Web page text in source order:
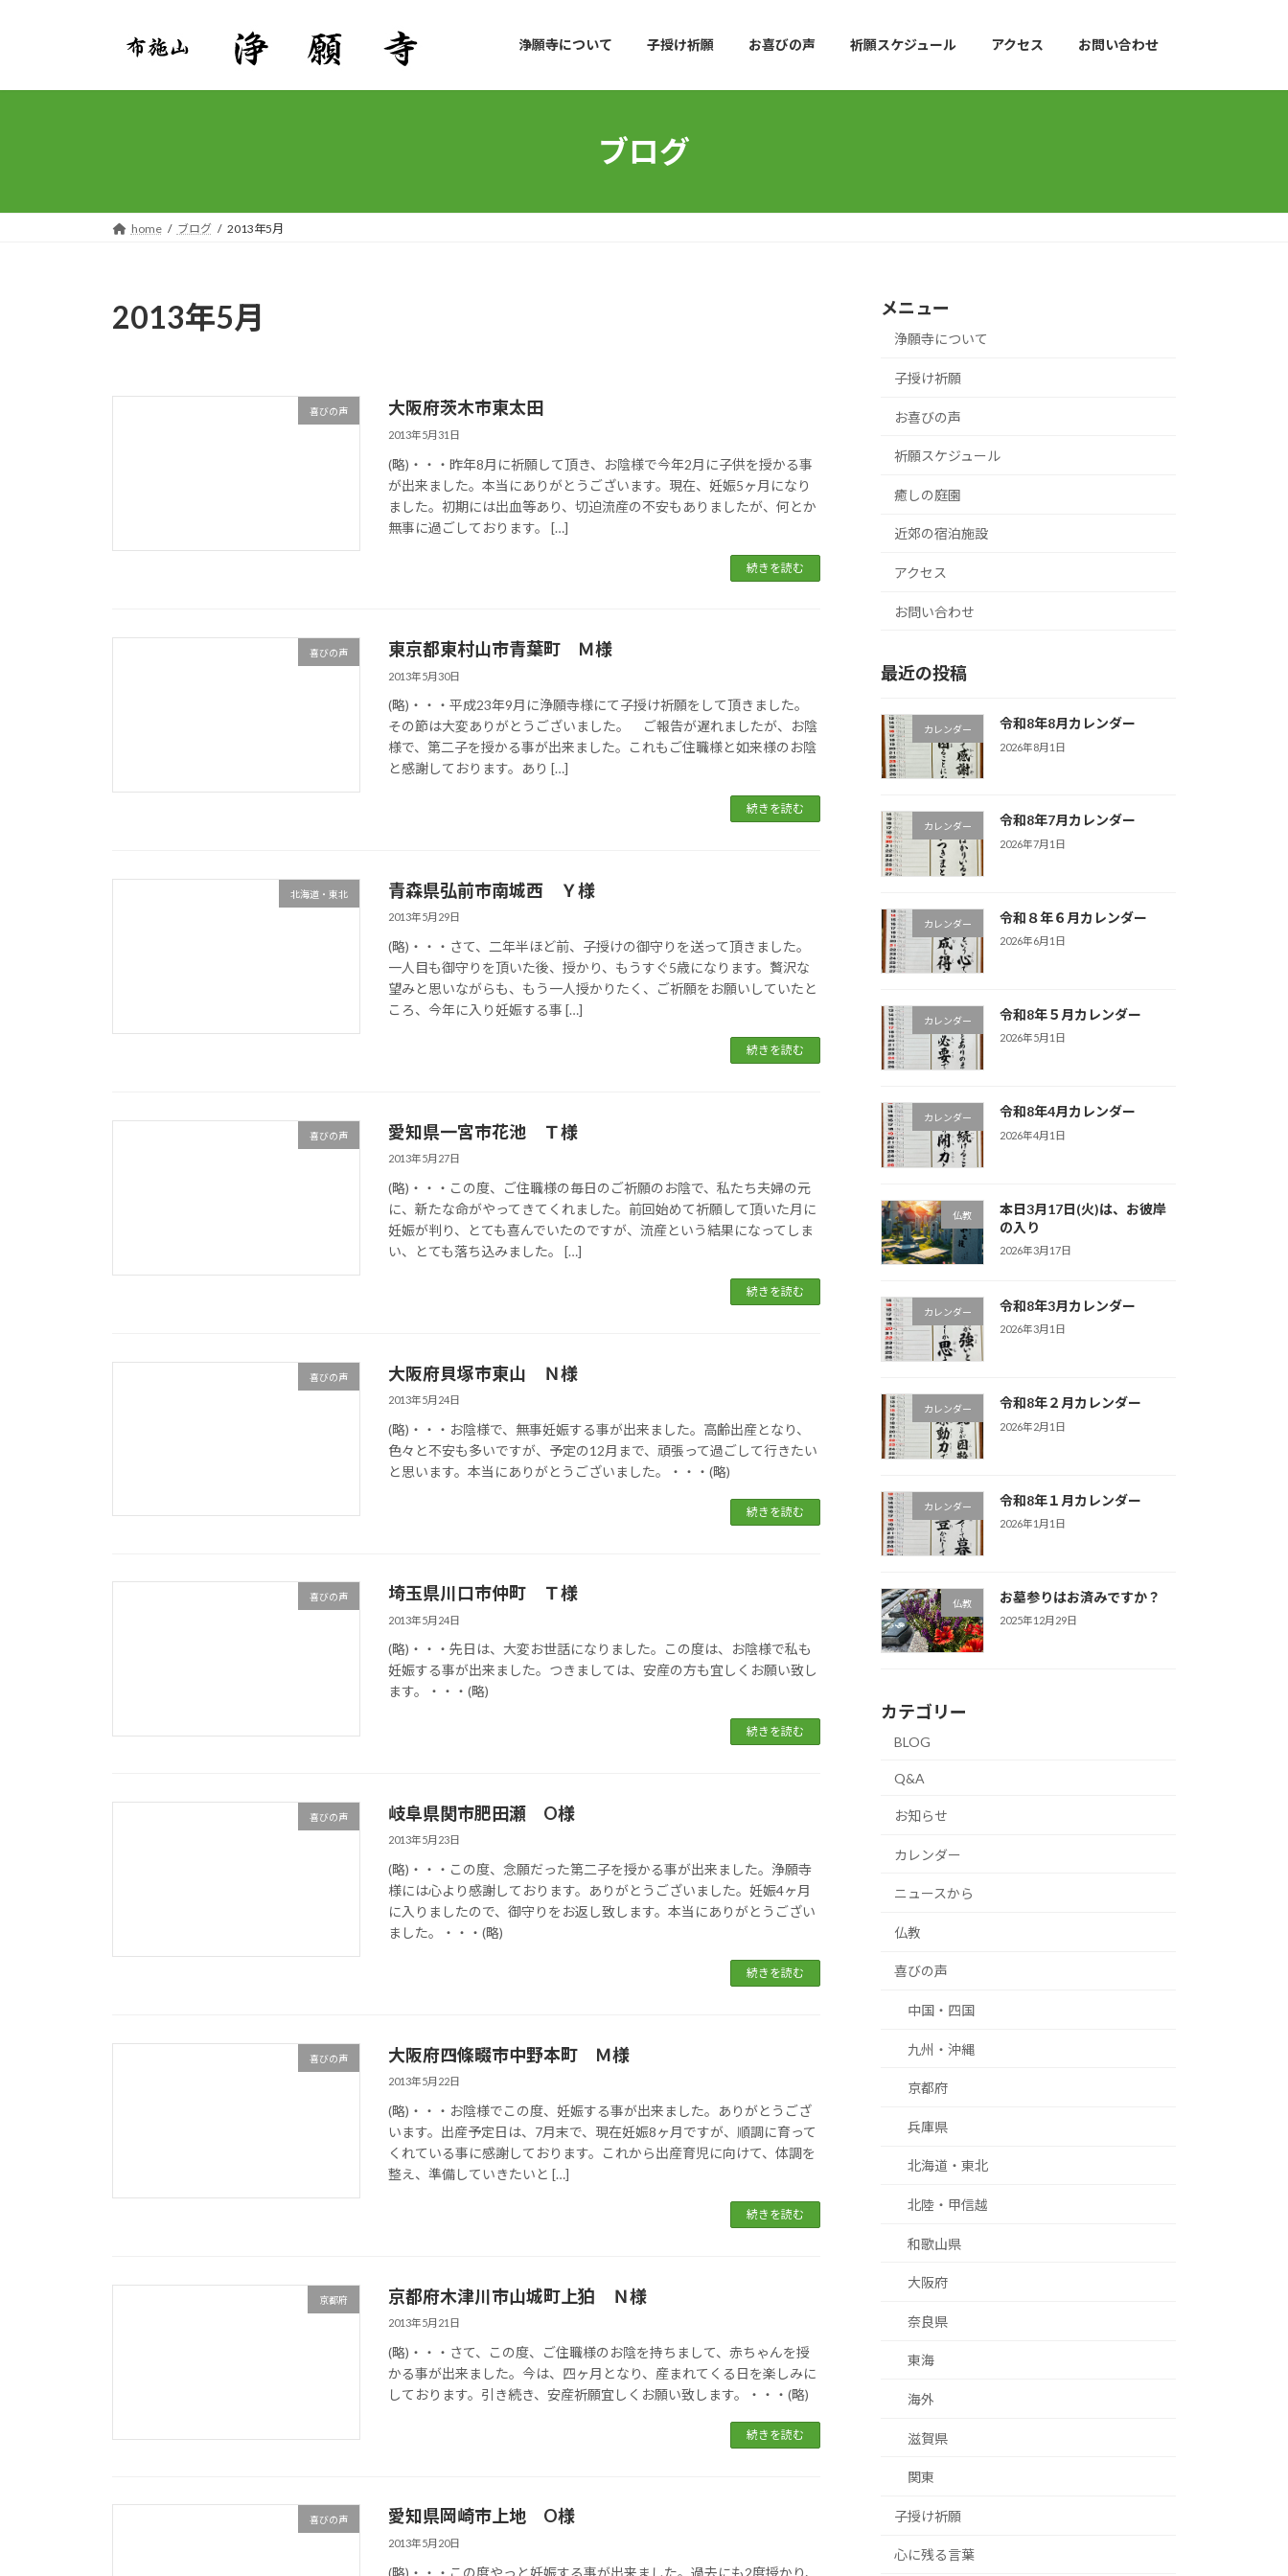
プ
動
浄願寺について 子授け祈願 お喜びの声 祈願スケジュール アクセス お問い合わせ
ブログ
home ブログ 2013年5月
2013年5月
喜びの声 大阪府茨木市東太田
2013年5月31日
(略)・・・昨年8月に祈願して頂き、お陰様で今年2月に子供を授かる事
が出来ました。本当にありがとうございます。現在、妊娠5ヶ月になり
ました。初期には出血等あり、切迫流産の不安もありましたが、何とか
無事に過ごしております。 […]
続きを読む
喜びの声 東京都東村山市青葉町 Ｍ様
2013年5月30日
(略)・・・平成23年9月に浄願寺様にて子授け祈願をして頂きました。
その節は大変ありがとうございました。 ご報告が遅れましたが、お陰
様で、第二子を授かる事が出来ました。これもご住職様と如来様のお陰
と感謝しております。あり […]
続きを読む
北海道・東北 青森県弘前市南城西 Ｙ様
2013年5月29日
(略)・・・さて、二年半ほど前、子授けの御守りを送って頂きました。
一人目も御守りを頂いた後、授かり、もうすぐ5歳になります。贅沢な
望みと思いながらも、もう一人授かりたく、ご祈願をお願いしていたと
ころ、今年に入り妊娠する事 […]
続きを読む
喜びの声 愛知県一宮市花池 Ｔ様
2013年5月27日
(略)・・・この度、ご住職様の毎日のご祈願のお陰で、私たち夫婦の元
に、新たな命がやってきてくれました。前回始めて祈願して頂いた月に
妊娠が判り、とても喜んでいたのですが、流産という結果になってしま
い、とても落ち込みました。 […]
続きを読む
喜びの声 大阪府貝塚市東山 Ｎ様
2013年5月24日
(略)・・・お陰様で、無事妊娠する事が出来ました。高齢出産となり、
色々と不安も多いですが、予定の12月まで、頑張って過ごして行きたい
と思います。本当にありがとうございました。・・・(略)
続きを読む
喜びの声 埼玉県川口市仲町 Ｔ様
2013年5月24日
(略)・・・先日は、大変お世話になりました。この度は、お陰様で私も
妊娠する事が出来ました。つきましては、安産の方も宜しくお願い致し
ます。・・・(略)
続きを読む
喜びの声 岐阜県関市肥田瀬 O様
2013年5月23日
(略)・・・この度、念願だった第二子を授かる事が出来ました。浄願寺
様には心より感謝しております。ありがとうございました。妊娠4ヶ月
に入りましたので、御守りをお返し致します。本当にありがとうござい
ました。・・・(略)
続きを読む
喜びの声 大阪府四條畷市中野本町 Ｍ様
2013年5月22日
(略)・・・お陰様でこの度、妊娠する事が出来ました。ありがとうござ
います。出産予定日は、7月末で、現在妊娠8ヶ月ですが、順調に育って
くれている事に感謝しております。これから出産育児に向けて、体調を
整え、準備していきたいと […]
続きを読む
京都府 京都府木津川市山城町上狛 Ｎ様
2013年5月21日
(略)・・・さて、この度、ご住職様のお陰を持ちまして、赤ちゃんを授
かる事が出来ました。今は、四ヶ月となり、産まれてくる日を楽しみに
しております。引き続き、安産祈願宜しくお願い致します。・・・(略)
続きを読む
喜びの声 愛知県岡崎市上地 O様
2013年5月20日
(略)・・・この度やっと妊娠する事が出来ました。過去にも2度授かり、
メニュー
浄願寺について
子授け祈願
お喜びの声
祈願スケジュール
癒しの庭園
近郊の宿泊施設
アクセス
お問い合わせ
最近の投稿
カレンダー 令和8年8月カレンダー
2026年8月1日
カレンダー 令和8年7月カレンダー
2026年7月1日
カレンダー 令和８年６月カレンダー
2026年6月1日
カレンダー 令和8年５月カレンダー
2026年5月1日
カレンダー 令和8年4月カレンダー
2026年4月1日
仏教
本日3月17日(火)は、お彼岸
の入り
2026年3月17日
カレンダー 令和8年3月カレンダー
2026年3月1日
カレンダー 令和8年２月カレンダー
2026年2月1日
カレンダー 令和8年１月カレンダー
2026年1月1日
仏教 お墓参りはお済みですか？
2025年12月29日
カテゴリー
BLOG
Q&A
お知らせ
カレンダー
ニュースから
仏教
喜びの声
中国・四国
九州・沖縄
京都府
兵庫県
北海道・東北
北陸・甲信越
和歌山県
大阪府
奈良県
東海
海外
滋賀県
関東
子授け祈願
心に残る言葉